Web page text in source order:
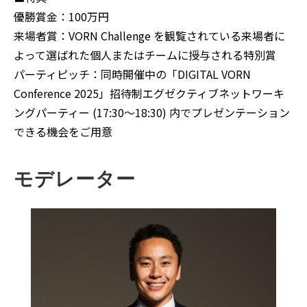
優勝賞金：100万円
来場者賞：VORN Challenge を観覧されている来場者に
よって選ばれた個人またはチームに授与される特別賞
パーティピッチ：同時開催中の「DIGITAL VORN
Conference 2025」招待制エグゼクティブネットワーキ
ングパーティー (17:30～18:30) 内でプレゼンテーション
できる機会をご用意
モデレーター